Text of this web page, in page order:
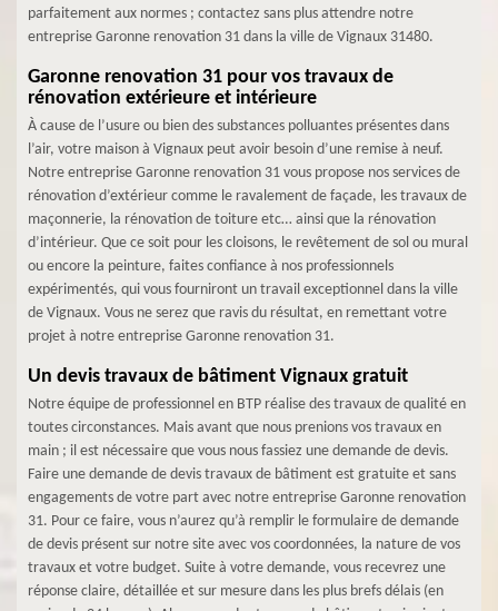
parfaitement aux normes ; contactez sans plus attendre notre
entreprise Garonne renovation 31 dans la ville de Vignaux 31480.
Garonne renovation 31 pour vos travaux de
rénovation extérieure et intérieure
À cause de l’usure ou bien des substances polluantes présentes dans
l’air, votre maison à Vignaux peut avoir besoin d’une remise à neuf.
Notre entreprise Garonne renovation 31 vous propose nos services de
rénovation d’extérieur comme le ravalement de façade, les travaux de
maçonnerie, la rénovation de toiture etc… ainsi que la rénovation
d’intérieur. Que ce soit pour les cloisons, le revêtement de sol ou mural
ou encore la peinture, faites confiance à nos professionnels
expérimentés, qui vous fourniront un travail exceptionnel dans la ville
de Vignaux. Vous ne serez que ravis du résultat, en remettant votre
projet à notre entreprise Garonne renovation 31.
Un devis travaux de bâtiment Vignaux gratuit
Notre équipe de professionnel en BTP réalise des travaux de qualité en
toutes circonstances. Mais avant que nous prenions vos travaux en
main ; il est nécessaire que vous nous fassiez une demande de devis.
Faire une demande de devis travaux de bâtiment est gratuite et sans
engagements de votre part avec notre entreprise Garonne renovation
31. Pour ce faire, vous n’aurez qu’à remplir le formulaire de demande
de devis présent sur notre site avec vos coordonnées, la nature de vos
travaux et votre budget. Suite à votre demande, vous recevrez une
réponse claire, détaillée et sur mesure dans les plus brefs délais (en